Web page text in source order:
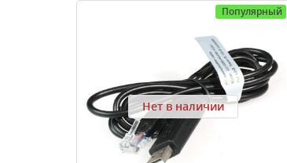
Популярный
Нет в наличии